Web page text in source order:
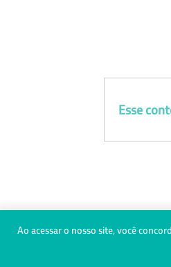
Esse
Ao acessar o nosso site, você